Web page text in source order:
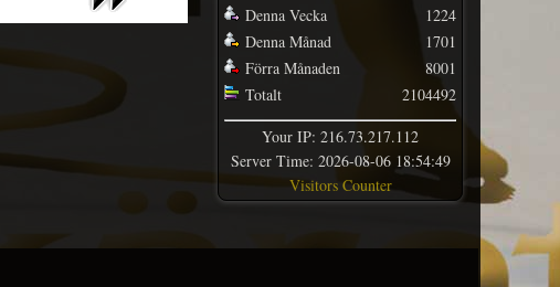
Denna Vecka
Denna Månad
Förra Månaden
Totalt
1224
1701
8001
2104492
Your IP: 216.73.217.112
Server Time: 2026-08-06 18:54:49
Visitors Counter